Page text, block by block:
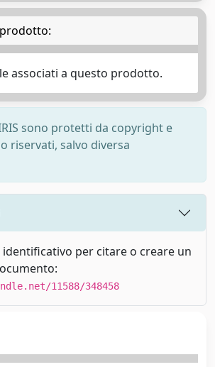
associati a questo prodotto.
sono protetti da copyright e
riservati, salvo diversa
per citare o creare un
11588/348458